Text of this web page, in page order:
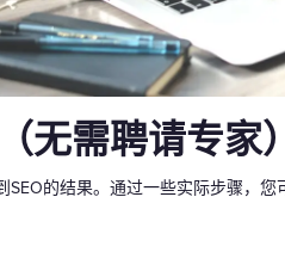
无需聘请专家）
的结果。通过一些实际步骤，